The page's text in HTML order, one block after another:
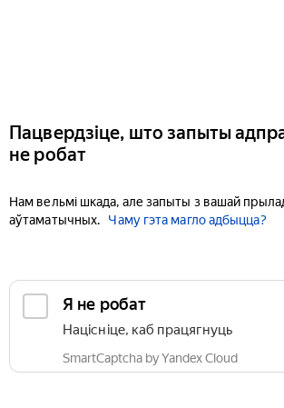
Пацвердзіце, што запыты
не робат
Нам вельмі шкада, але запыты з вашай
аўтаматычных.
Чаму гэта магло адбыцца?
Я не робат
Націсніце, каб працягнуць
SmartCaptcha by Yandex Cloud